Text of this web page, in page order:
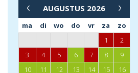
AUGUSTUS 2026
ma di wo do vr za
zo
1
2
3
4 5 6 7 8
9
10
11 12 13 14 15
16